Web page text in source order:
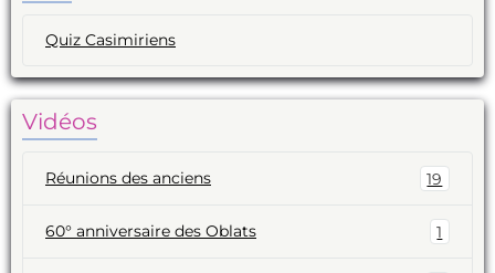
Quiz Casimiriens
Vidéos
Réunions des anciens 19
60° anniversaire des Oblats 1